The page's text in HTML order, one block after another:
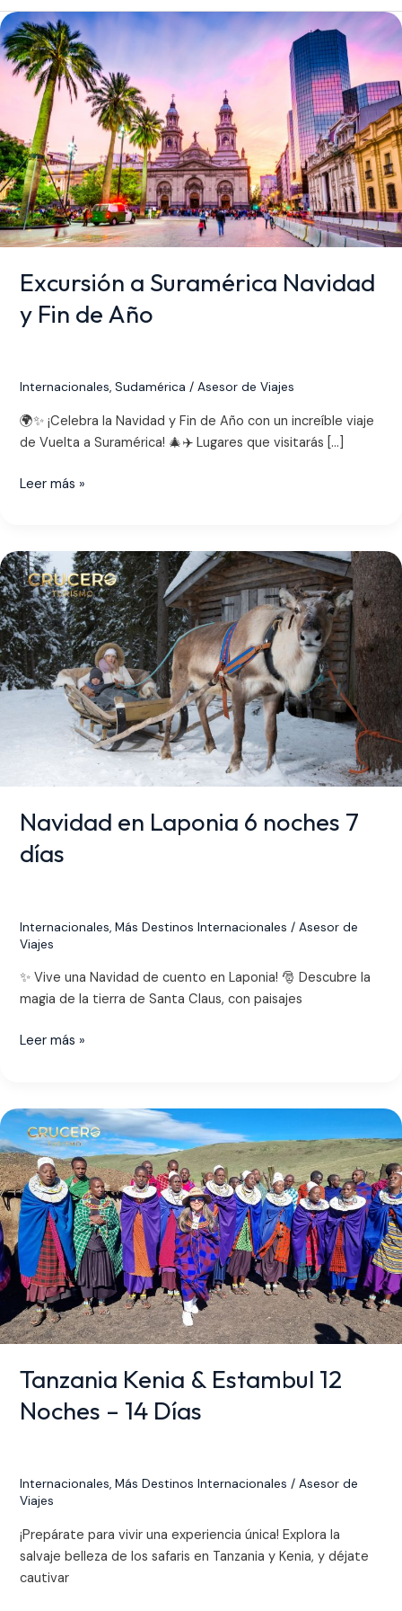
Excursión a Suramérica Navidad
y Fin de Año
Internacionales, Sudamérica / Asesor de Viajes
🌍✨ ¡Celebra la Navidad y Fin de Año con un increíble viaje
de Vuelta a Suramérica! 🎄✈️ Lugares que visitarás […]
Excursión
a
Suramérica
Navidad
Fin
de
Año
Leer más »
Navidad en Laponia 6 noches 7
días
Internacionales, Más Destinos Internacionales / Asesor de
Viajes
✨ Vive una Navidad de cuento en Laponia! 🎅 Descubre la
magia de la tierra de Santa Claus, con paisajes
Navidad
en
Laponia
6
noches
7
días
Leer más »
Tanzania Kenia & Estambul 12
Noches – 14 Días
Internacionales, Más Destinos Internacionales / Asesor de
Viajes
¡Prepárate para vivir una experiencia única! Explora la
salvaje belleza de los safaris en Tanzania y Kenia, y déjate
cautivar
Tanzania
Kenia
&
Estambul
12
Noches
–
14
Días